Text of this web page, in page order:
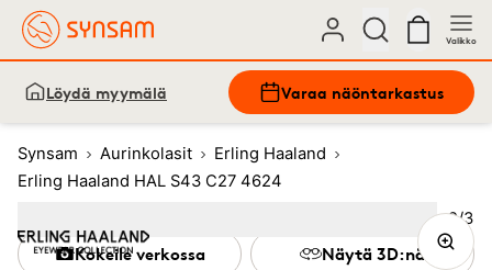
Valikko
Löydä myymälä Varaa näöntarkastus
Synsam Aurinkolasit
Erling Haaland
Erling Haaland HAL S43 C27 4624
Kokeile verkossa Näytä 3D:nä
Kuva
2/3
Image1 3